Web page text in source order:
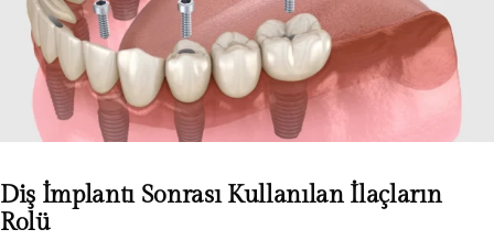
Diş İmplantı Sonrası Kullanılan İlaçların
Rolü